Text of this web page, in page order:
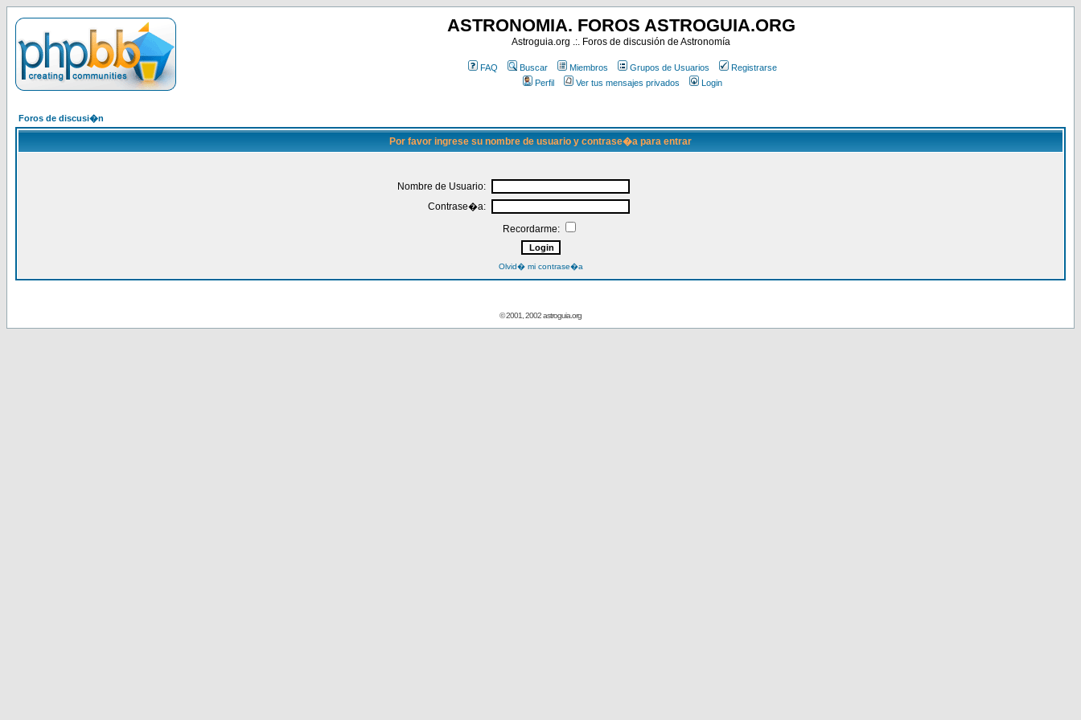
ASTRONOMIA. FOROS ASTROGUIA.ORG
Astroguia.org .:. Foros de discusión de Astronomía
FAQ Buscar Miembros Grupos de Usuarios
Registrarse
Perfil
Ver tus mensajes privados Login
Foros de discusi�n
Por favor ingrese su nombre de usuario y contrase�a para entrar
Nombre de Usuario:
Contrase�a:
Recordarme:
Olvid� mi contrase�a
© 2001, 2002 astroguia.org